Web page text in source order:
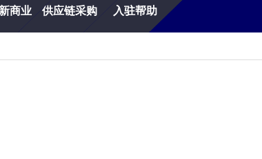
商业 供应链采购 入驻帮助